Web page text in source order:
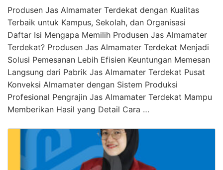
Produsen Jas Almamater Terdekat dengan Kualitas
Terbaik untuk Kampus, Sekolah, dan Organisasi
Daftar Isi Mengapa Memilih Produsen Jas Almamater
Terdekat? Produsen Jas Almamater Terdekat Menjadi
Solusi Pemesanan Lebih Efisien Keuntungan Memesan
Langsung dari Pabrik Jas Almamater Terdekat Pusat
Konveksi Almamater dengan Sistem Produksi
Profesional Pengrajin Jas Almamater Terdekat Mampu
Memberikan Hasil yang Detail Cara …